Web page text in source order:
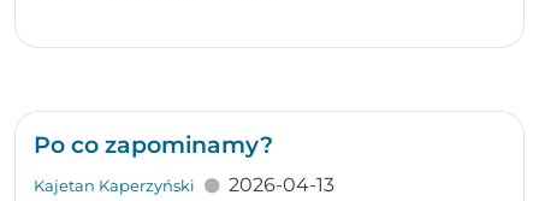
Po co zapominamy?
Kajetan Kaperzyński 2026-04-13